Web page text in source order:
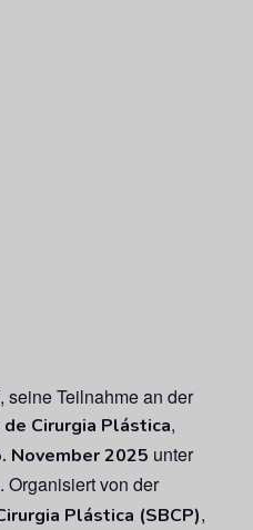
seine Teilnahme an der
Cirurgia Plástica,
November 2025 unter
. Organisiert von der
Plástica (SBCP),